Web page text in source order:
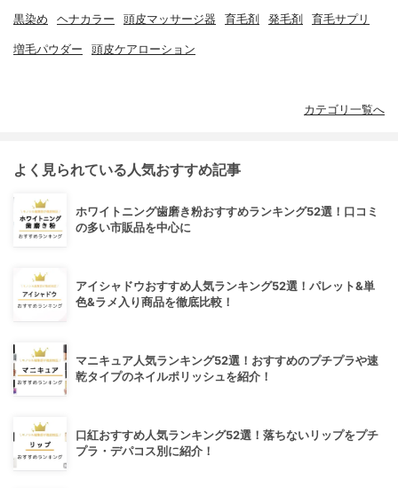
黒染め ヘナカラー 頭皮マッサージ器 育毛剤 発毛剤 育毛サプリ
増毛パウダー 頭皮ケアローション
カテゴリ一覧へ
よく見られている人気おすすめ記事
ホワイトニング歯磨き粉おすすめランキング52選！口コミ
の多い市販品を中心に
アイシャドウおすすめ人気ランキング52選！パレット&単
色&ラメ入り商品を徹底比較！
マニキュア人気ランキング52選！おすすめのプチプラや速
乾タイプのネイルポリッシュを紹介！
口紅おすすめ人気ランキング52選！落ちないリップをプチ
プラ・デパコス別に紹介！